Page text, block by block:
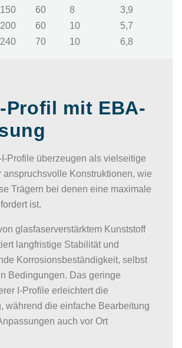
150 60 8
3,9
200 60 10
5,7
240 70 10 6,8
Profil mit EBA-
Profile überzeugen als vielseitige
anspruchsvolle Konstruktionen, wie
Trägern bei denen eine maximale
ist.
glasfaserverstärktem Kunststoff
langfristige Stabilität und
Korrosionsbeständigkeit, selbst
Bedingungen. Das geringe
I-Profile erleichtert die
während die einfache Bearbeitung
auch vor Ort